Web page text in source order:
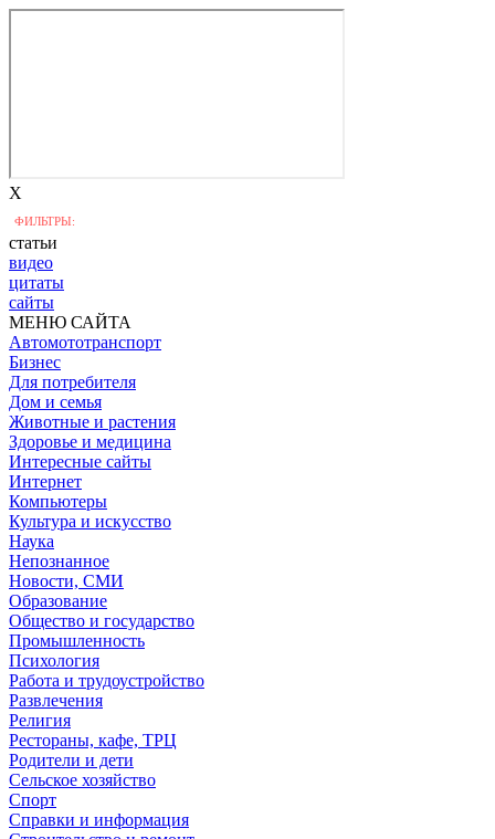
X
ФИЛЬТРЫ:
статьи
видео
цитаты
сайты
МЕНЮ САЙТА
Автомототранспорт
Бизнес
Для потребителя
Дом и семья
Животные и растения
Здоровье и медицина
Интересные сайты
Интернет
Компьютеры
Культура и искусство
Наука
Непознанное
Новости, СМИ
Образование
Общество и государство
Промышленность
Психология
Работа и трудоустройство
Развлечения
Религия
Рестораны, кафе, ТРЦ
Родители и дети
Сельское хозяйство
Спорт
Справки и информация